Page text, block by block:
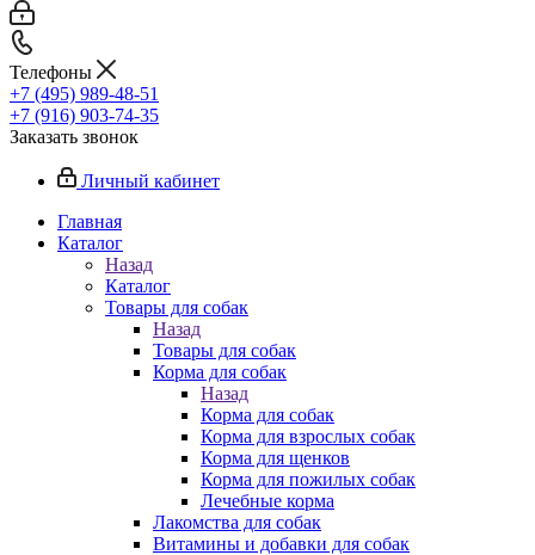
Телефоны
+7 (495) 989-48-51
+7 (916) 903-74-35
Заказать звонок
Личный кабинет
Главная
Каталог
Назад
Каталог
Товары для собак
Назад
Товары для собак
Корма для собак
Назад
Корма для собак
Корма для взрослых собак
Корма для щенков
Корма для пожилых собак
Лечебные корма
Лакомства для собак
Витамины и добавки для собак